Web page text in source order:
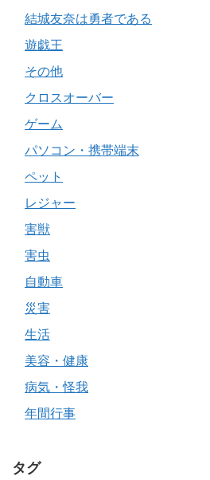
結城友奈は勇者である
遊戯王
その他
クロスオーバー
ゲーム
パソコン・携帯端末
ペット
レジャー
害獣
害虫
自動車
災害
生活
美容・健康
病気・怪我
年間行事
タグ